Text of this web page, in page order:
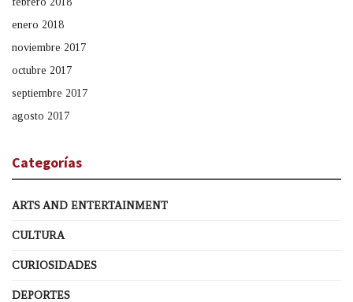
enero 2018
noviembre 2017
octubre 2017
septiembre 2017
agosto 2017
Categorías
ARTS AND ENTERTAINMENT
CULTURA
CURIOSIDADES
DEPORTES